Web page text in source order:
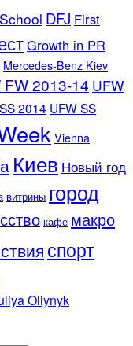
DFJ First
Growth in PR
Mercedes-Benz Kiev
FW 2013-14 UFW
2014 UFW SS
Vienna
Киев Новый год
витрины город
кафе макро
спорт
Oliynyk